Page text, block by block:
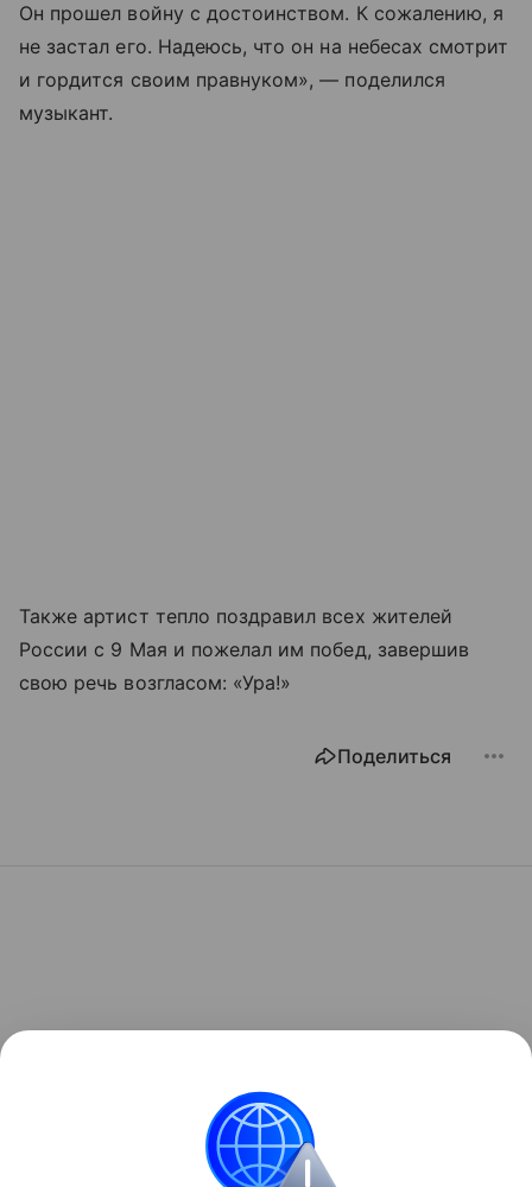
Он прошел войну с достоинством. К сожалению, я
не застал его. Надеюсь, что он на небесах смотрит
и гордится своим правнуком», — поделился
музыкант.
Также артист тепло поздравил всех жителей
России с 9 Мая и пожелал им побед, завершив
свою речь возгласом: «Ура!»
Поделиться